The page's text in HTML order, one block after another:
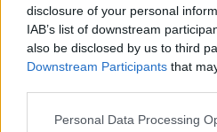
disclosure of your personal
IAB’s list of downstream
also be disclosed by us to third
Downstream Participants that
Please note that this website/
Personal Data Processing
Mikor találkoztál ilyesmivel?
U. L.: Utána lehet nézni, hol-
hol nem járok már. Minden
döntésem volt, hogy
valamivel később jöttem el,